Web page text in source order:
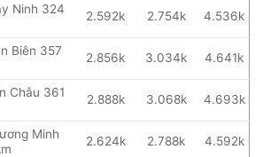
Ninh 324
2.592k 2.754k 4.536k
Biên 357
2.856k 3.034k 4.641k
Châu 361
2.888k 3.068k 4.693k
Minh
2.624k 2.788k 4.592k